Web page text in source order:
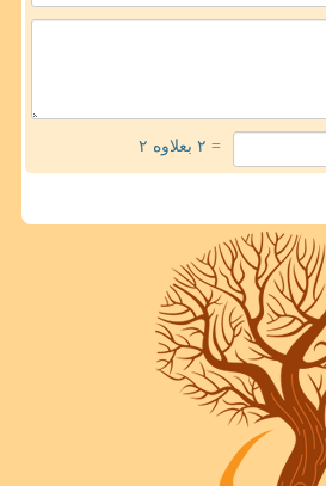
= ۲ بعلاوه ۲